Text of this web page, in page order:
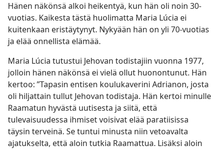
Hänen näkönsä alkoi heikentyä, kun hän oli noin 30-
vuotias. Kaikesta tästä huolimatta Maria Lúcia ei
kuitenkaan eristäytynyt. Nykyään hän on yli 70-vuotias
ja elää onnellista elämää.
Maria Lúcia tutustui Jehovan todistajiin vuonna 1977,
jolloin hänen näkönsä ei vielä ollut huonontunut. Hän
kertoo: ”Tapasin entisen koulukaverini Adrianon, josta
oli hiljattain tullut Jehovan todistaja. Hän kertoi minulle
Raamatun hyvästä uutisesta ja siitä, että
tulevaisuudessa ihmiset voisivat elää paratiisissa
täysin terveinä. Se tuntui minusta niin vetoavalta
ajatukselta, että aloin tutkia Raamattua. Lisäksi aloin